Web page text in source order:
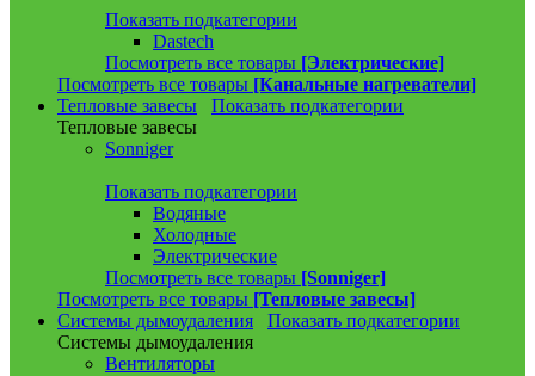
Показать подкатегории
Dastech
Посмотреть все товары [Электрические]
Посмотреть все товары [Канальные нагреватели]
Тепловые завесы
Показать подкатегории
Тепловые завесы
Sonniger
Показать подкатегории
Водяные
Холодные
Электрические
Посмотреть все товары [Sonniger]
Посмотреть все товары [Тепловые завесы]
Системы дымоудаления
Показать подкатегории
Системы дымоудаления
Вентиляторы